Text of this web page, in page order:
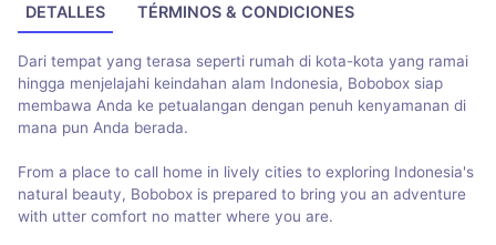
DETALLES TÉRMINOS & CONDICIONES
Dari tempat yang terasa seperti rumah di kota-kota yang ramai
hingga menjelajahi keindahan alam Indonesia, Bobobox siap
membawa Anda ke petualangan dengan penuh kenyamanan di
mana pun Anda berada.
From a place to call home in lively cities to exploring Indonesia's
natural beauty, Bobobox is prepared to bring you an adventure
with utter comfort no matter where you are.